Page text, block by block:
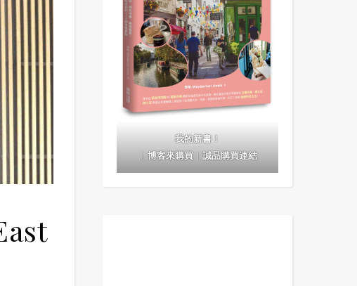
我的新書！
｜博客來購買｜誠品購買連結